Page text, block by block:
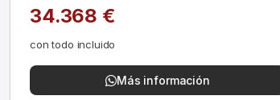
34.368 €
con todo incluido
Más información